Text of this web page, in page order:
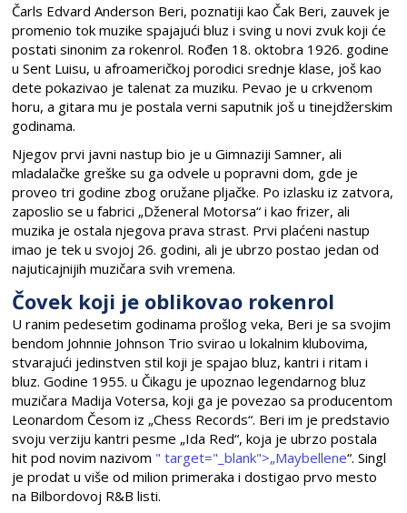
Čarls Edvard Anderson Beri, poznatiji kao Čak Beri, zauvek je
promenio tok muzike spajajući bluz i sving u novi zvuk koji će
postati sinonim za rokenrol. Rođen 18. oktobra 1926. godine
u Sent Luisu, u afroameričkoj porodici srednje klase, još kao
dete pokazivao je talenat za muziku. Pevao je u crkvenom
horu, a gitara mu je postala verni saputnik još u tinejdžerskim
godinama.
Njegov prvi javni nastup bio je u Gimnaziji Samner, ali
mladalačke greške su ga odvele u popravni dom, gde je
proveo tri godine zbog oružane pljačke. Po izlasku iz zatvora,
zaposlio se u fabrici „Dženeral Motorsa“ i kao frizer, ali
muzika je ostala njegova prava strast. Prvi plaćeni nastup
imao je tek u svojoj 26. godini, ali je ubrzo postao jedan od
najuticajnijih muzičara svih vremena.
Čovek koji je oblikovao rokenrol
U ranim pedesetim godinama prošlog veka, Beri je sa svojim
bendom Johnnie Johnson Trio svirao u lokalnim klubovima,
stvarajući jedinstven stil koji je spajao bluz, kantri i ritam i
bluz. Godine 1955. u Čikagu je upoznao legendarnog bluz
muzičara Madija Votersa, koji ga je povezao sa producentom
Leonardom Česom iz „Chess Records“. Beri im je predstavio
svoju verziju kantri pesme „Ida Red“, koja je ubrzo postala
hit pod novim nazivom " target="_blank">„Maybellene“. Singl
je prodat u više od milion primeraka i dostigao prvo mesto
na Bilbordovoj R&B listi.